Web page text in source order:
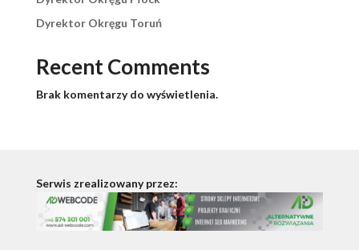
Dyrektor Okręgu Toruń
Recent Comments
Brak komentarzy do wyświetlenia.
Serwis zrealizowany przez: